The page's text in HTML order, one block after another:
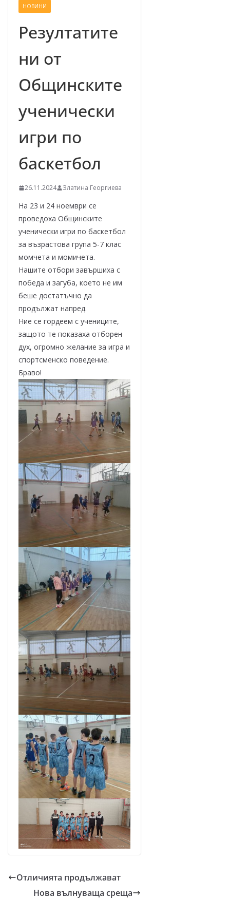
НОВИНИ
Резултатите
ни от
Общинските
ученически
игри по
баскетбол
26.11.2024 Златина Георгиева
На 23 и 24 ноември се
проведоха Общинските
ученически игри по баскетбол
за възрастова група 5-7 клас
момчета и момичета.
Нашите отбори завършиха с
победа и загуба, което не им
беше достатъчно да
продължат напред.
Ние се гордеем с учениците,
защото те показаха отборен
дух, огромно желание за игра и
спортсменско поведение.
Браво!
Отличията продължават
Нова вълнуваща среща